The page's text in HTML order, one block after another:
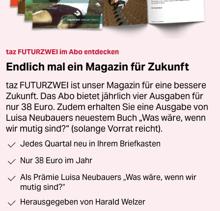
taz FUTURZWEI im Abo entdecken
Endlich mal ein Magazin für Zukunft
taz FUTURZWEI ist unser Magazin für eine bessere
Zukunft. Das Abo bietet jährlich vier Ausgaben für
nur 38 Euro. Zudem erhalten Sie eine Ausgabe von
Luisa Neubauers neuestem Buch „Was wäre, wenn
wir mutig sind?“ (solange Vorrat reicht).
Jedes Quartal neu in Ihrem Briefkasten
Nur 38 Euro im Jahr
Als Prämie Luisa Neubauers „Was wäre, wenn wir
mutig sind?“
Herausgegeben von Harald Welzer